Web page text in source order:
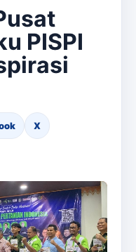
PISPI
X